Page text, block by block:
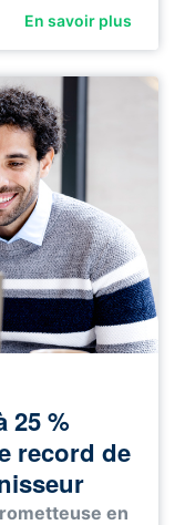
En savoir plus
25 %
record de
en